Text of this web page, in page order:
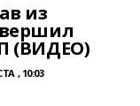
из
(ВИДЕО)
, 10:03